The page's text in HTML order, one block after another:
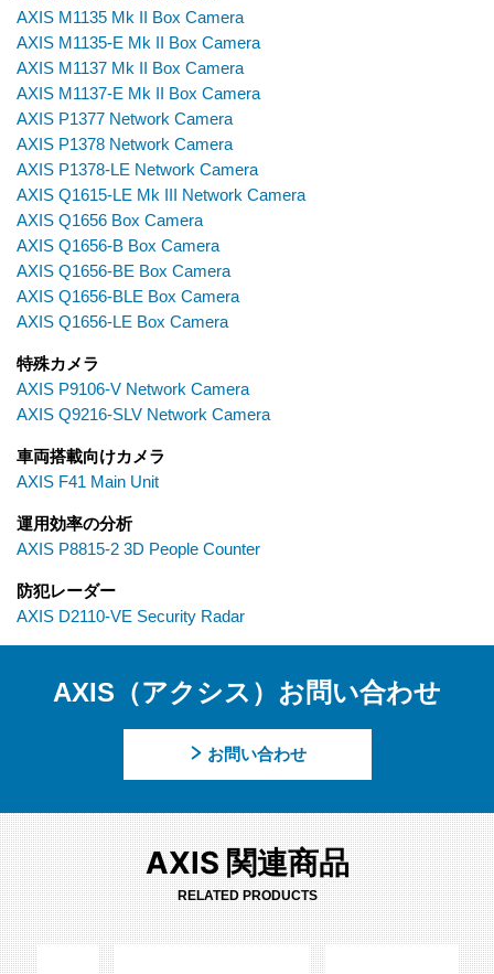
AXIS M1135 Mk II Box Camera
AXIS M1135-E Mk II Box Camera
AXIS M1137 Mk II Box Camera
AXIS M1137-E Mk II Box Camera
AXIS P1377 Network Camera
AXIS P1378 Network Camera
AXIS P1378-LE Network Camera
AXIS Q1615-LE Mk III Network Camera
AXIS Q1656 Box Camera
AXIS Q1656-B Box Camera
AXIS Q1656-BE Box Camera
AXIS Q1656-BLE Box Camera
AXIS Q1656-LE Box Camera
特殊カメラ
AXIS P9106-V Network Camera
AXIS Q9216-SLV Network Camera
車両搭載向けカメラ
AXIS F41 Main Unit
運用効率の分析
AXIS P8815-2 3D People Counter
防犯レーダー
AXIS D2110-VE Security Radar
AXIS（アクシス）お問い合わせ
お問い合わせ
AXIS 関連商品
RELATED PRODUCTS